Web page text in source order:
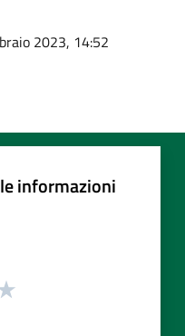
2023, 14:52
informazioni